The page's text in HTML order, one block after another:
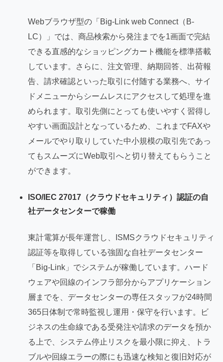
Webブラウザ型の「Big-Link web Connect（B-
LC）」では、商品検索から発注までを1画面で完結
できる直感的なショッピングカート機能を標準搭載
しています。さらに、注文管理、納期回答、出荷報
告、請求確認といった取引に付随する業務へ、サイ
ドメニューからシームレスにアクセスして処理を進
められます。取引先側にとっても使いやすく習得し
やすい画面設計となっているため、これまでFAXや
メールでやり取りしていた中小規模の取引先であっ
てもスムーズにWeb取引へと切り替えてもらうこと
ができます。
ISO/IEC 27017（クラウドセキュリティ）認証の自
社データセンターで稼働
東計電算が長年運営し、ISMSクラウドセキュリティ
認証等を取得している強固な自社データセンター
「Big-Link」でシステムが稼働しています。ハード
ウェアや回線のインフラ部分からアプリケーション
層までを、データセンターの専任スタッフが24時間
365日体制で常時監視し運用・保守を行います。ビ
ジネスの生命線である受発注や請求のデータを預か
る上で、システム停止リスクを最小限に抑え、トラ
ブルや回線エラーの際にも迅速な検知と復旧対応が